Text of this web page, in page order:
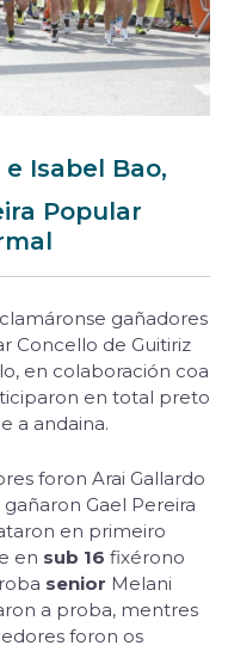
Isabel Bao,
Popular
gañadores
Concello de Guitiriz
en colaboración coa
en total preto
a andaina.
foron Arai Gallardo
gañaron Gael Pereira
en primeiro
en sub 16 fixérono
senior Melani
a proba, mentres
foron os